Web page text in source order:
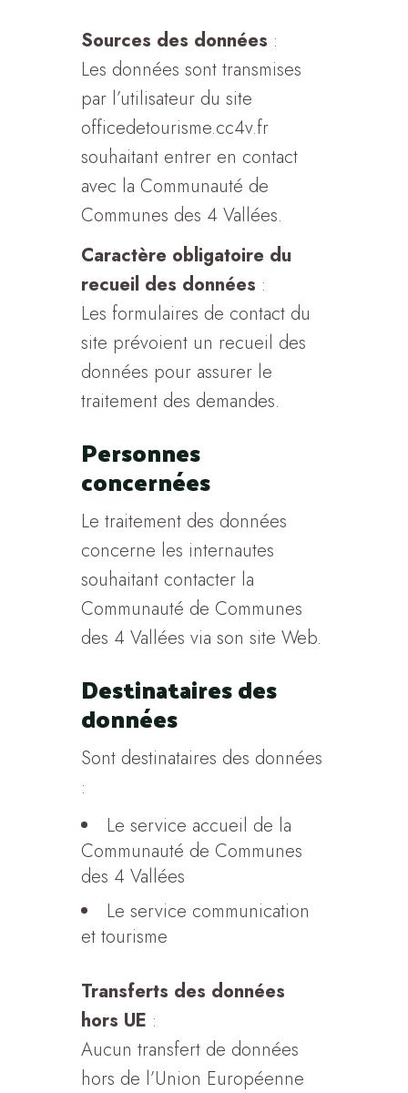
Sources des données :
Les données sont transmises
par l’utilisateur du site
officedetourisme.cc4v.fr
souhaitant entrer en contact
avec la Communauté de
Communes des 4 Vallées.
Caractère obligatoire du
recueil des données :
Les formulaires de contact du
site prévoient un recueil des
données pour assurer le
traitement des demandes.
Personnes
concernées
Le traitement des données
concerne les internautes
souhaitant contacter la
Communauté de Communes
des 4 Vallées via son site Web.
Destinataires des
données
Sont destinataires des données
:
Le service accueil de la
Communauté de Communes
des 4 Vallées
Le service communication
et tourisme
Transferts des données
hors UE :
Aucun transfert de données
hors de l’Union Européenne